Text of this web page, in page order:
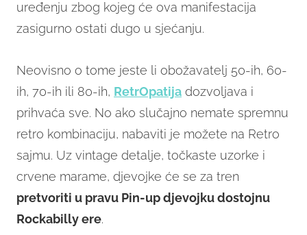
uređenju zbog kojeg će ova manifestacija
zasigurno ostati dugo u sjećanju.
Neovisno o tome jeste li obožavatelj 50-ih, 60-
ih, 70-ih ili 80-ih, RetrOpatija dozvoljava i
prihvaća sve. No ako slučajno nemate spremnu
retro kombinaciju, nabaviti je možete na Retro
sajmu. Uz vintage detalje, točkaste uzorke i
crvene marame, djevojke će se za tren
pretvoriti u pravu Pin-up djevojku dostojnu
Rockabilly ere.